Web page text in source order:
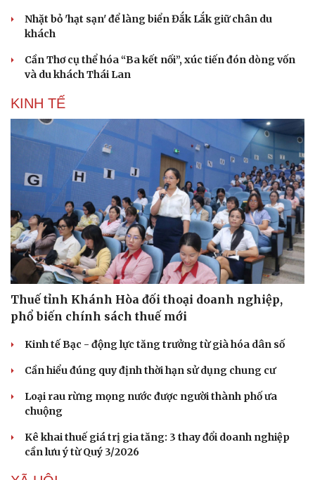
Văn hóa
Sân khấu - Điện ảnh
Âm nhạc
Di sản
Giải trí
Nhặt bỏ 'hạt sạn' để làng biển Đắk Lắk giữ chân du
khách
Cần Thơ cụ thể hóa “Ba kết nối”, xúc tiến đón dòng vốn
và du khách Thái Lan
KINH TẾ
Thuế tỉnh Khánh Hòa đối thoại doanh nghiệp,
phổ biến chính sách thuế mới
Kinh tế Bạc - động lực tăng trưởng từ già hóa dân số
Cần hiểu đúng quy định thời hạn sử dụng chung cư
Loại rau rừng mọng nước được người thành phố ưa
chuộng
Kê khai thuế giá trị gia tăng: 3 thay đổi doanh nghiệp
cần lưu ý từ Quý 3/2026